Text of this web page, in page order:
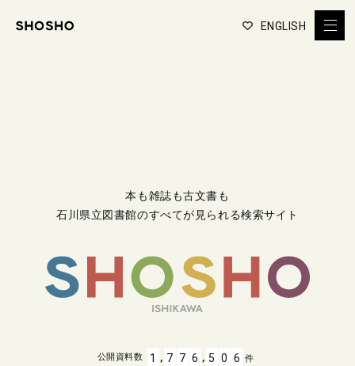
ENGLISH
本も雑誌も古文書も
石川県立図書館のすべてが見られる検索サイト
公開資料数 1 , 7 7 6 , 5 0 6 件